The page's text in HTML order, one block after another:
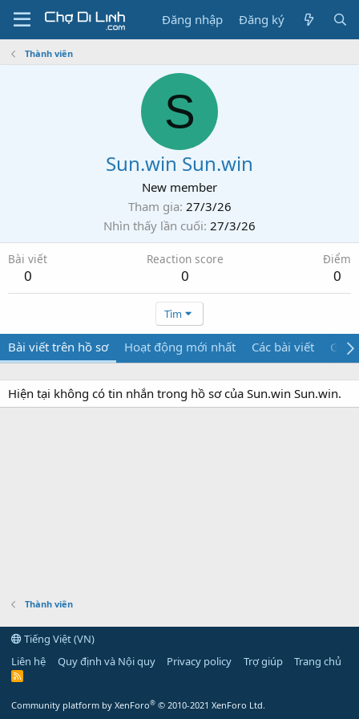
Đăng nhập Đăng ký
Thành viên
S
Sun.win Sun.win
New member
Tham gia 27/3/26
Nhìn thấy lần cuối 27/3/26
Bài viết
0
Reaction score
0
Điểm
0
Tìm
Bài viết trên hồ sơ Hoạt động mới nhất Các bài viết Giới
Hiện tại không có tin nhắn trong hồ sơ của Sun.win Sun.win.
Thành viên
Tiếng Việt (VN)
Liên hệ
Quy định và Nội quy Privacy policy Trợ giúp Trang chủ
R
Community platform by XenForo® © 2010-2021 XenForo Ltd.